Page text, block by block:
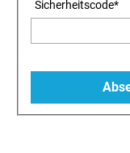
Sicherheitscode*